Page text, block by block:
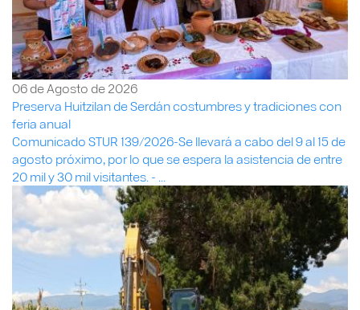
06 de Agosto de 2026
Preserva Huitzilan de Serdán costumbres y tradiciones con
feria anual
Comunicado STUR 139/2026-Se llevará a cabo del 9 al 15 de
agosto próximo, por lo que se espera la asistencia de entre
20 mil y 30 mil visitantes. - ...